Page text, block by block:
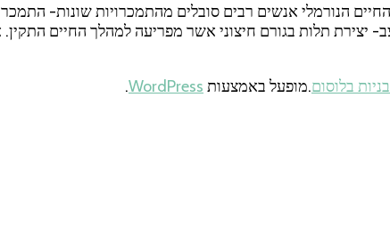
הנורמלי אנשים רבים סובלים מהתמכרויות שונות-
יצירת תלות בגורם חיצוני אשר מפריעה למהלך החיים
בלוסום.מופעל באמצעות WordPress
.